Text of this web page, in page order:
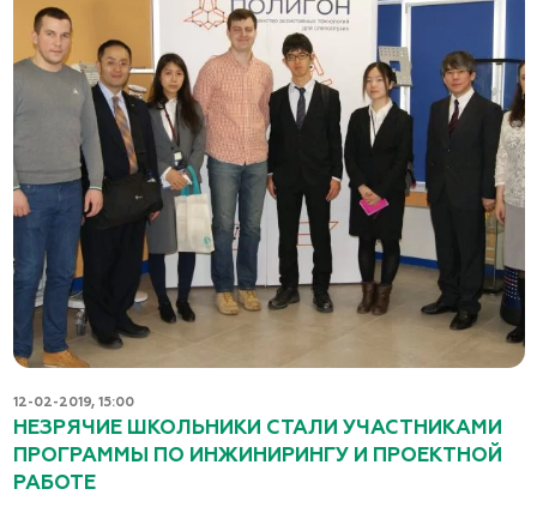
12-02-2019, 15:00
НЕЗРЯЧИЕ ШКОЛЬНИКИ СТАЛИ УЧАСТНИКАМИ
ПРОГРАММЫ ПО ИНЖИНИРИНГУ И ПРОЕКТНОЙ
РАБОТЕ